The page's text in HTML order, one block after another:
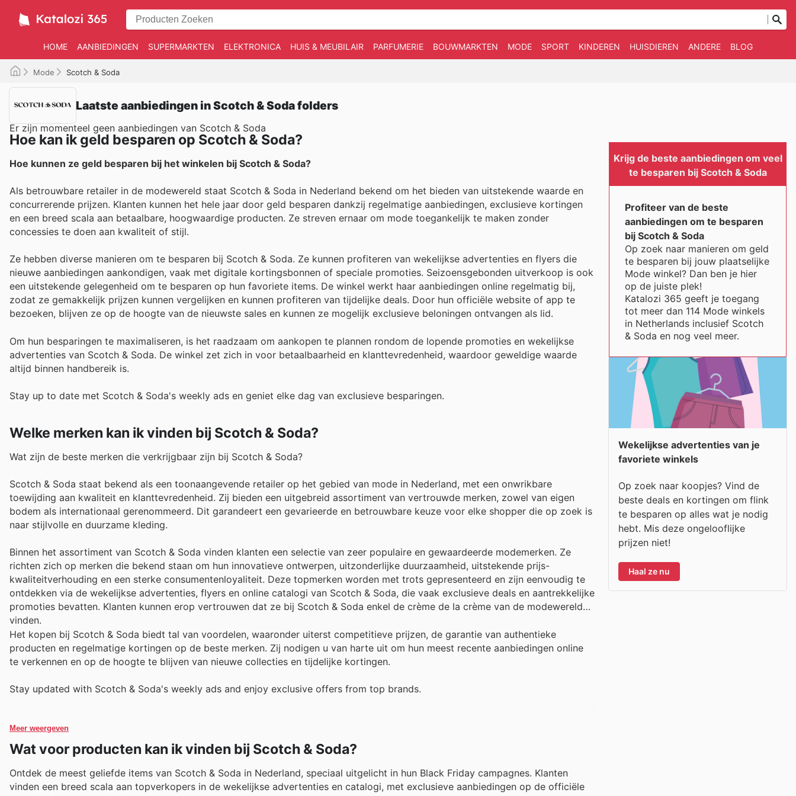
HOME AANBIEDINGEN SUPERMARKTEN ELEKTRONICA HUIS & MEUBILAIR PARFUMERIE BOUWMARKTEN MODE SPORT KINDEREN HUISDIEREN ANDERE BLOG
Mode Scotch & Soda
Laatste aanbiedingen in Scotch & Soda folders
Er zijn momenteel geen aanbiedingen van Scotch & Soda
Hoe kan ik geld besparen op Scotch & Soda?
Hoe kunnen ze geld besparen bij het winkelen bij Scotch & Soda?
Als betrouwbare retailer in de modewereld staat Scotch & Soda in Nederland bekend om het bieden van uitstekende waarde en
concurrerende prijzen. Klanten kunnen het hele jaar door geld besparen dankzij regelmatige aanbiedingen, exclusieve kortingen
en een breed scala aan betaalbare, hoogwaardige producten. Ze streven ernaar om mode toegankelijk te maken zonder
concessies te doen aan kwaliteit of stijl.
Ze hebben diverse manieren om te besparen bij Scotch & Soda. Ze kunnen profiteren van wekelijkse advertenties en flyers die
nieuwe aanbiedingen aankondigen, vaak met digitale kortingsbonnen of speciale promoties. Seizoensgebonden uitverkoop is ook
een uitstekende gelegenheid om te besparen op hun favoriete items. De winkel werkt haar aanbiedingen online regelmatig bij,
zodat ze gemakkelijk prijzen kunnen vergelijken en kunnen profiteren van tijdelijke deals. Door hun officiële website of app te
bezoeken, blijven ze op de hoogte van de nieuwste sales en kunnen ze mogelijk exclusieve beloningen ontvangen als lid.
Om hun besparingen te maximaliseren, is het raadzaam om aankopen te plannen rondom de lopende promoties en wekelijkse
advertenties van Scotch & Soda. De winkel zet zich in voor betaalbaarheid en klanttevredenheid, waardoor geweldige waarde
altijd binnen handbereik is.
Stay up to date met Scotch & Soda's weekly ads en geniet elke dag van exclusieve besparingen.
Welke merken kan ik vinden bij Scotch & Soda?
Wat zijn de beste merken die verkrijgbaar zijn bij Scotch & Soda?
Scotch & Soda staat bekend als een toonaangevende retailer op het gebied van mode in Nederland, met een onwrikbare
toewijding aan kwaliteit en klanttevredenheid. Zij bieden een uitgebreid assortiment van vertrouwde merken, zowel van eigen
bodem als internationaal gerenommeerd. Dit garandeert een gevarieerde en betrouwbare keuze voor elke shopper die op zoek is
naar stijlvolle en duurzame kleding.
Binnen het assortiment van Scotch & Soda vinden klanten een selectie van zeer populaire en gewaardeerde modemerken. Ze
richten zich op merken die bekend staan om hun innovatieve ontwerpen, uitzonderlijke duurzaamheid, uitstekende prijs-
kwaliteitverhouding en een sterke consumentenloyaliteit. Deze topmerken worden met trots gepresenteerd en zijn eenvoudig te
ontdekken via de wekelijkse advertenties, flyers en online catalogi van Scotch & Soda, die vaak exclusieve deals en aantrekkelijke
promoties bevatten. Klanten kunnen erop vertrouwen dat ze bij Scotch & Soda enkel de crème de la crème van de modewereld
vinden.
Het kopen bij Scotch & Soda biedt tal van voordelen, waaronder uiterst competitieve prijzen, de garantie van authentieke
producten en regelmatige kortingen op de beste merken. Zij nodigen u van harte uit om hun meest recente aanbiedingen online
te verkennen en op de hoogte te blijven van nieuwe collecties en tijdelijke kortingen.
Stay updated with Scotch & Soda's weekly ads and enjoy exclusive offers from top brands.
Meer weergeven
Wat voor producten kan ik vinden bij Scotch & Soda?
Ontdek de meest geliefde items van Scotch & Soda in Nederland, speciaal uitgelicht in hun Black Friday campagnes. Klanten
vinden een breed scala aan topverkopers in de wekelijkse advertenties en catalogi, met exclusieve aanbiedingen op de officiële
Krijg de beste aanbiedingen om veel
te besparen bij Scotch & Soda
Profiteer van de beste
aanbiedingen om te besparen
bij Scotch & Soda
Op zoek naar manieren om geld
te besparen bij jouw plaatselijke
Mode winkel? Dan ben je hier
op de juiste plek!
Katalozi 365 geeft je toegang
tot meer dan 114 Mode winkels
in Netherlands inclusief Scotch
& Soda en nog veel meer.
Wekelijkse advertenties van je
favoriete winkels
Op zoek naar koopjes? Vind de
beste deals en kortingen om flink
te besparen op alles wat je nodig
hebt. Mis deze ongelooflijke
prijzen niet!
Haal ze nu